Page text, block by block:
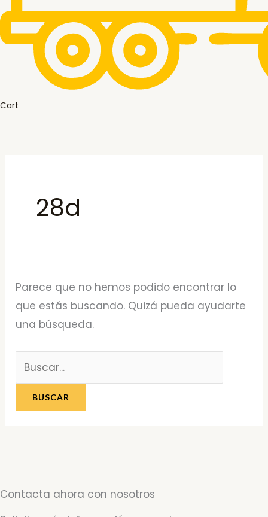
Cart
28d
Parece que no hemos podido encontrar lo
que estás buscando. Quizá pueda ayudarte
una búsqueda.
Contacta ahora con nosotros